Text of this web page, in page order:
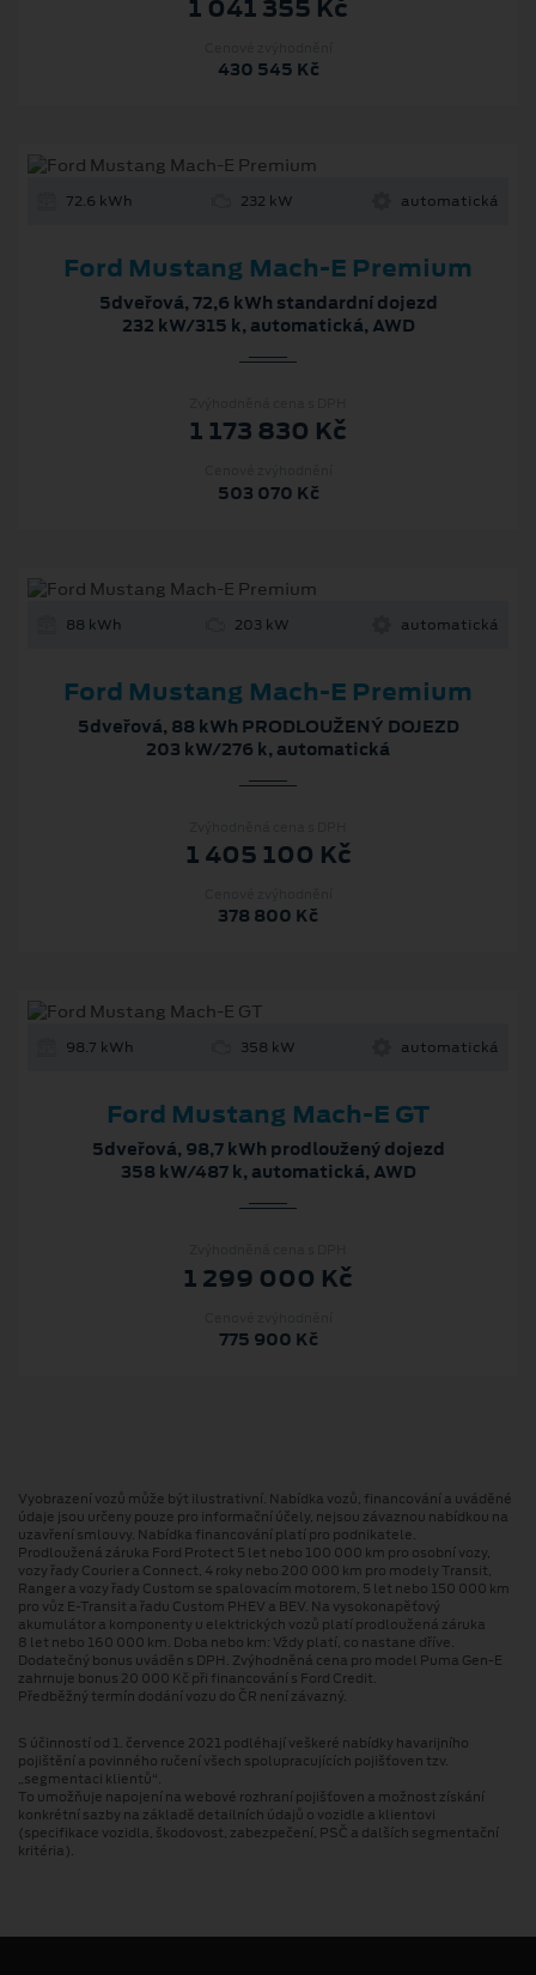
1 041 355 Kč
430 545 Kč
72.6 kWh 232 kW automatická
Ford Mustang Mach‑E Premium
5dveřová, 72,6 kWh standardní dojezd
232 kW/315 k, automatická, AWD
1 173 830 Kč
503 070 Kč
88 kWh 203 kW automatická
Ford Mustang Mach‑E Premium
5dveřová, 88 kWh PRODLOUŽENÝ DOJEZD
203 kW/276 k, automatická
1 405 100 Kč
378 800 Kč
98.7 kWh 358 kW automatická
Ford Mustang Mach-E GT
5dveřová, 98,7 kWh prodloužený dojezd
358 kW/487 k, automatická, AWD
1 299 000 Kč
775 900 Kč
Vyobrazení vozů může být ilustrativní. Nabídka vozů, financování a uváděné
údaje jsou určeny pouze pro informační účely, nejsou závaznou nabídkou na
uzavření smlouvy. Nabídka financování platí pro podnikatele.
Prodloužená záruka Ford Protect 5 let nebo 100 000 km pro osobní vozy,
vozy řady Courier a Connect, 4 roky nebo 200 000 km pro modely Transit,
Ranger a vozy řady Custom se spalovacím motorem, 5 let nebo 150 000 km
pro vůz E-Transit a řadu Custom PHEV a BEV. Na vysokonapěťový
akumulátor a komponenty u elektrických vozů platí prodloužená záruka
8 let nebo 160 000 km. Doba nebo km: Vždy platí, co nastane dříve.
Dodatečný bonus uváděn s DPH. Zvýhodněná cena pro model Puma Gen⁠-⁠E
zahrnuje bonus 20 000 Kč při financování s Ford Credit.
Předběžný termín dodání vozu do ČR není závazný.
S účinností od 1. července 2021 podléhají veškeré nabídky havarijního
pojištění a povinného ručení všech spolupracujících pojišťoven tzv.
„segmentaci klientů“.
To umožňuje napojení na webové rozhraní pojišťoven a možnost získání
konkrétní sazby na základě detailních údajů o vozidle a klientovi
(specifikace vozidla, škodovost, zabezpečení, PSČ a dalších segmentační
kritéria).